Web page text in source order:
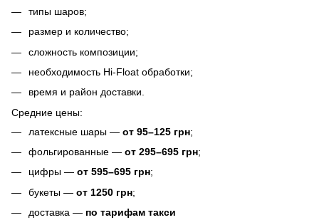
типы шаров;
размер и количество;
сложность композиции;
необходимость Hi-Float обработки;
время и район доставки.
Средние цены:
латексные шары — от 95–125 грн;
фольгированные — от 295–695 грн;
цифры — от 595–695 грн;
букеты — от 1250 грн;
доставка — по тарифам такси